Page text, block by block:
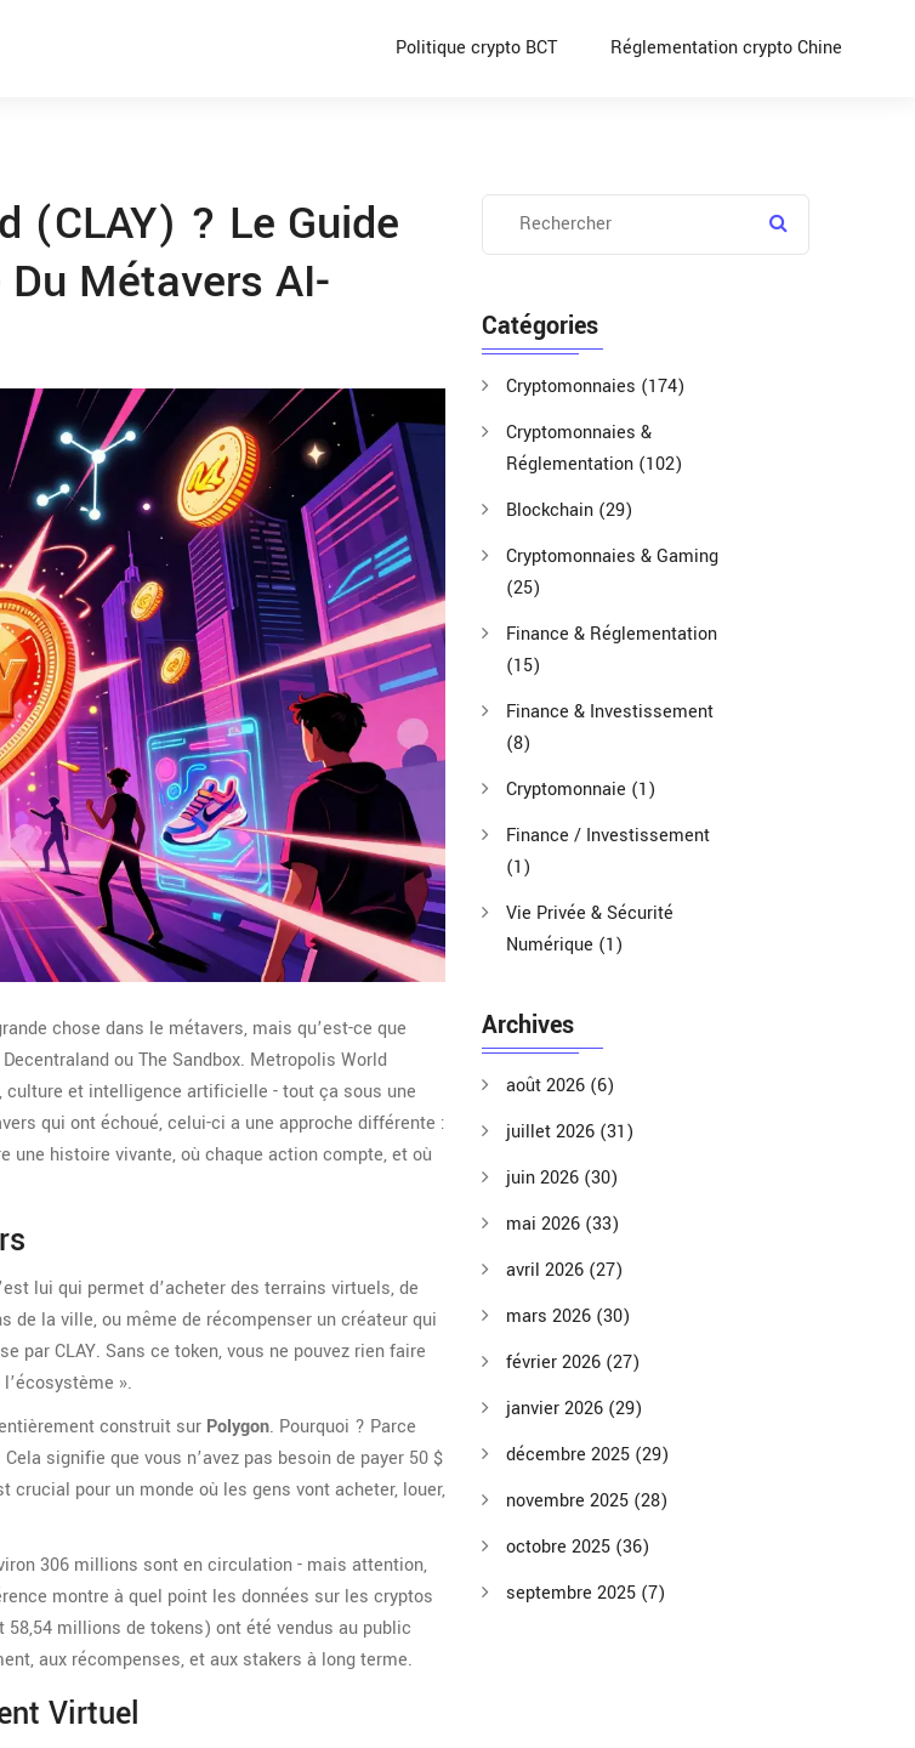
Politique crypto BCT Réglementation crypto Chine
(CLAY) ? Le Guide
Métavers AI-
chose dans le métavers, mais qu’est-ce que
ou The Sandbox. Metropolis World
culture et intelligence artificielle - tout ça sous une
qui ont échoué, celui-ci a une approche différente :
histoire vivante, où chaque action compte, et où
lui qui permet d’acheter des terrains virtuels, de
de la ville, ou même de récompenser un créateur qui
par CLAY. Sans ce token, vous ne pouvez rien faire
».
construit sur Polygon. Pourquoi ? Parce
signifie que vous n’avez pas besoin de payer 50 $
pour un monde où les gens vont acheter, louer,
306 millions sont en circulation - mais attention,
montre à quel point les données sur les cryptos
millions de tokens) ont été vendus au public
aux récompenses, et aux stakers à long terme.
Virtuel
Catégories
Cryptomonnaies (174)
Cryptomonnaies &
Réglementation (102)
Blockchain (29)
Cryptomonnaies & Gaming
(25)
Finance & Réglementation
(15)
Finance & Investissement
(8)
Cryptomonnaie (1)
Finance / Investissement
(1)
Vie Privée & Sécurité
Numérique (1)
Archives
août 2026 (6)
juillet 2026 (31)
juin 2026 (30)
mai 2026 (33)
avril 2026 (27)
mars 2026 (30)
février 2026 (27)
janvier 2026 (29)
décembre 2025 (29)
novembre 2025 (28)
octobre 2025 (36)
septembre 2025 (7)